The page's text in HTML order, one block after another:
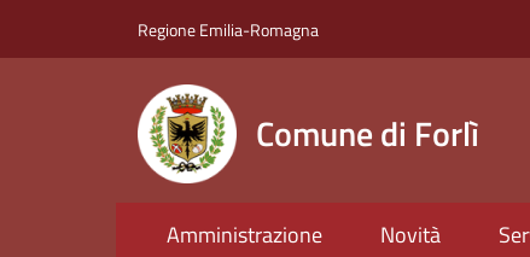
Regione Emilia-Romagna
Comune di Forlì
Amministrazione Novità